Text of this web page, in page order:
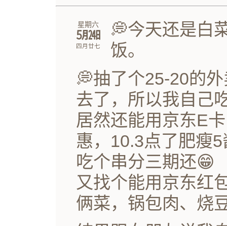
星期六
㋄㏷
四月廿七
💭今天还是白
饭。
💭抽了个25-20的
去了，所以我自己
居然还能用京东E
惠，10.3点了肥瘦
吃个串分三期还😁
又找个能用京东红
俩菜，锅包肉、烧